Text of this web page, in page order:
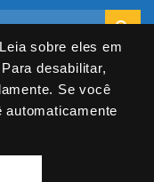
sobre eles em
desabilitar,
Se você
automaticamente
Termos de Uso